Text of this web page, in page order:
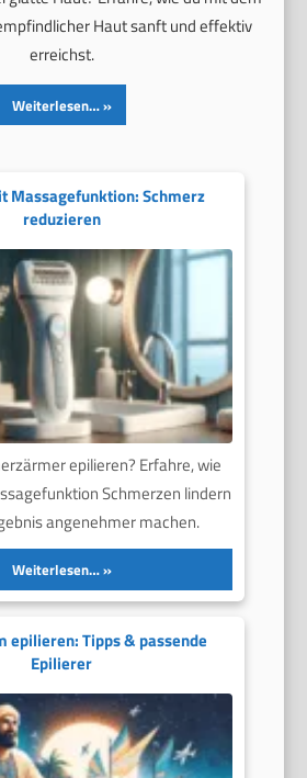
Haut sanft und effektiv
erreichst.
Weiterlesen…
Massagefunktion: Schmerz
reduzieren
epilieren? Erfahre, wie
Schmerzen lindern
angenehmer machen.
Weiterlesen…
epilieren: Tipps & passende
Epilierer